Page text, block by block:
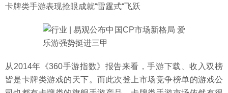
卡牌类手游表现抢眼成就“雷霆式“飞跃
从2014年《360手游指数》报告来看，手游下载、收入双榜
皆是卡牌类游戏的天下。而此次登上市场竞争榜单的游戏公